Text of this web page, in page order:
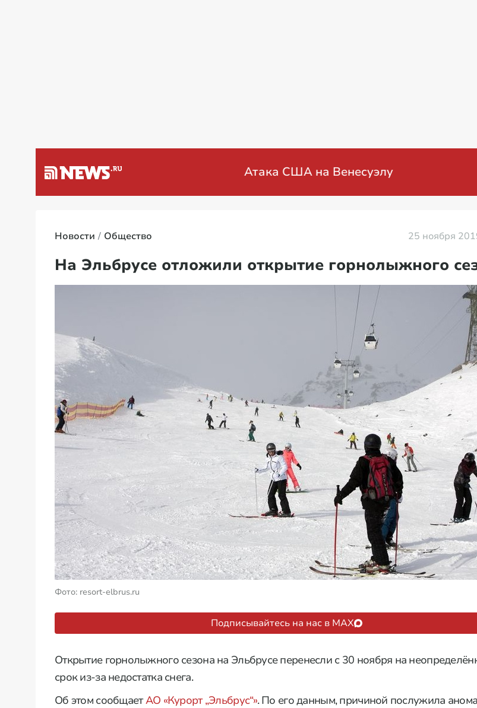
Специальная военная операция на Украине:
Новости Общество 25 ноября
На Эльбрусе отложили открытие горнолыжного
Фото: resort-elbrus.ru
Подписывайтесь на нас в MAX
Открытие горнолыжного сезона на Эльбрусе перенесли с 30 ноября на
срок из-за недостатка снега.
Об этом сообщаетАО «Курорт „Эльбрус“». По его данным, причиной послужила